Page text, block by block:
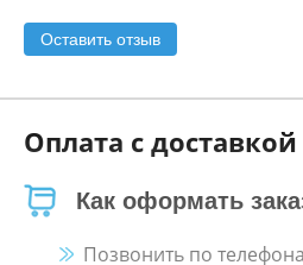
Оставить отзыв
Оплата с
Как оформать
Позвонить по